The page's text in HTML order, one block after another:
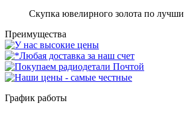
Скупка ювелирного золота по
Преимущества
График работы